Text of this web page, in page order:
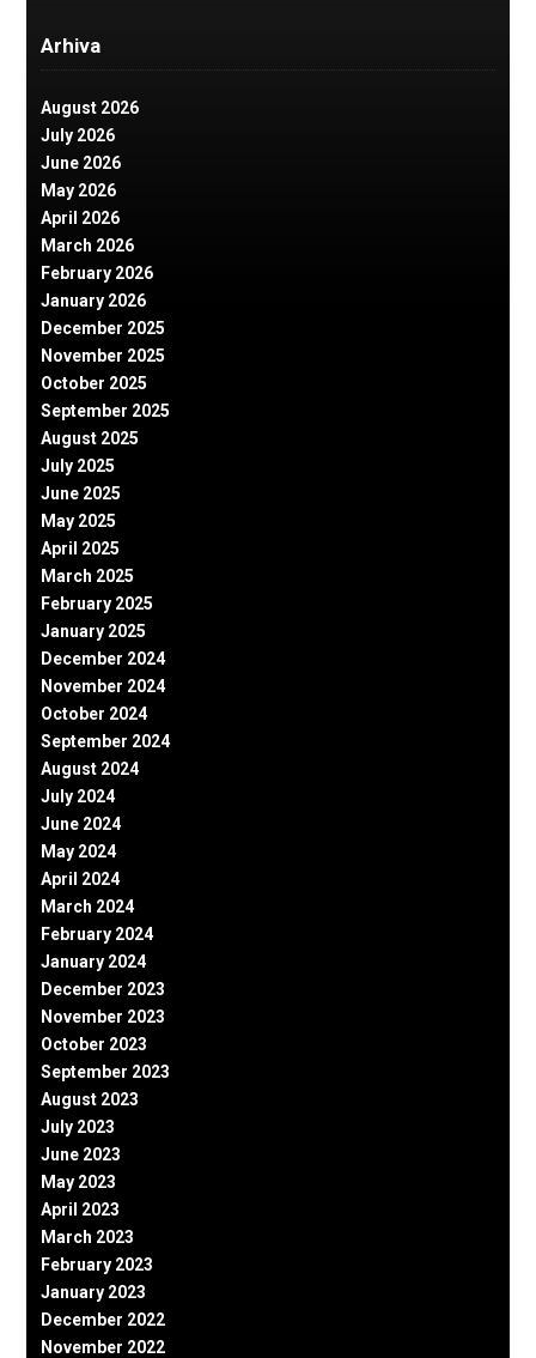
Arhiva
August 2026
July 2026
June 2026
May 2026
April 2026
March 2026
February 2026
January 2026
December 2025
November 2025
October 2025
September 2025
August 2025
July 2025
June 2025
May 2025
April 2025
March 2025
February 2025
January 2025
December 2024
November 2024
October 2024
September 2024
August 2024
July 2024
June 2024
May 2024
April 2024
March 2024
February 2024
January 2024
December 2023
November 2023
October 2023
September 2023
August 2023
July 2023
June 2023
May 2023
April 2023
March 2023
February 2023
January 2023
December 2022
November 2022